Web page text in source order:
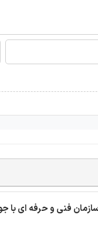
فنی و حرفه ای با